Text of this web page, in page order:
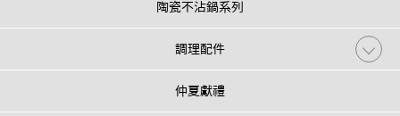
陶瓷不沾鍋系列
調理配件
仲夏獻禮